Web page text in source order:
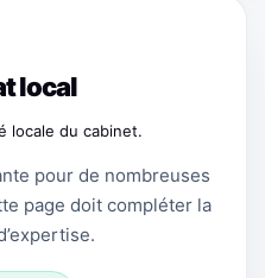
local
locale du cabinet.
pour de nombreuses
page doit compléter la